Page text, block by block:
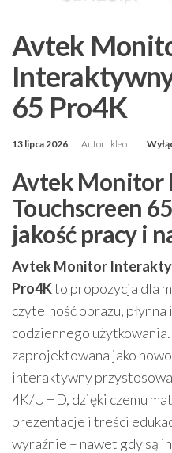
Avtek
65 Pro4K
13 lipca 2026 Autor kleo
Avtek Monitor
Touchscreen
jakość pracy i
Avtek Monitor
Pro4Kto propozycja dla
czytelność obrazu,
codziennego
zaprojektowana jako
interaktywny
4K/UHD, dzięki czemu
prezentacje i treści
wyraźnie – nawet gdy są